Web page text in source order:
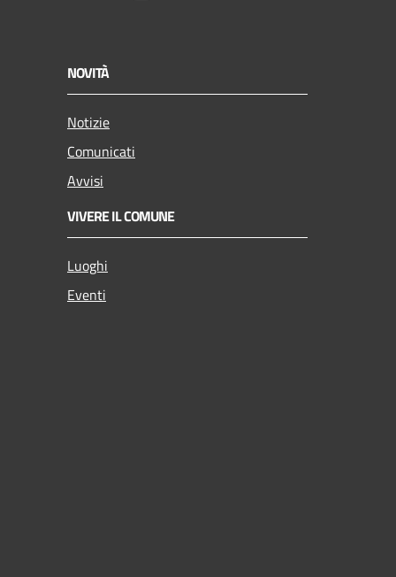
NOVITÀ
Notizie
Comunicati
Avvisi
VIVERE IL COMUNE
Luoghi
Eventi